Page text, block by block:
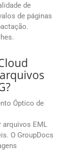
de
de páginas
Óptico de
arquivos EML
O GroupDocs